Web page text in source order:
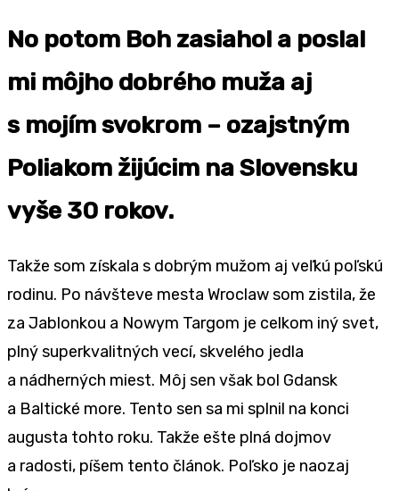
No potom Boh zasiahol a poslal
mi môjho dobrého muža aj
s mojím svokrom – ozajstným
Poliakom žijúcim na Slovensku
vyše 30 rokov.
Takže som získala s dobrým mužom aj veľkú poľskú
rodinu. Po návšteve mesta Wroclaw som zistila, že
za Jablonkou a Nowym Targom je celkom iný svet,
plný superkvalitných vecí, skvelého jedla
a nádherných miest. Môj sen však bol Gdansk
a Baltické more. Tento sen sa mi splnil na konci
augusta tohto roku. Takže ešte plná dojmov
a radosti, píšem tento článok. Poľsko je naozaj